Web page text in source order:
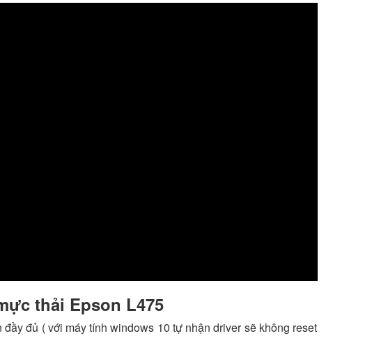
thải Epson L475
đủ ( với máy tính windows 10 tự nhận driver sẽ không reset